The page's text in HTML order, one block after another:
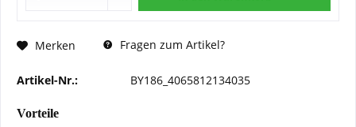
Merken Fragen zum Artikel?
Artikel-Nr.: BY186_4065812134035
Vorteile